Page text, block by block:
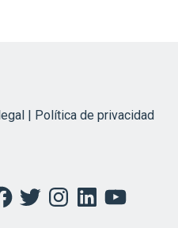
| Política de privacidad
TwitterInstagramLinkedInYouTube